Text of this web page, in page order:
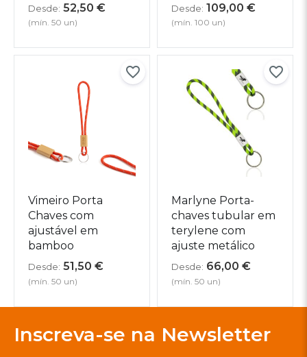
Desde: 52,50 €
(mín. 50 un)
Desde: 109,00 €
(mín. 100 un)
Vimeiro Porta
Chaves com
ajustável em
bamboo
Desde: 51,50 €
(mín. 50 un)
Marlyne Porta-
chaves tubular em
terylene com
ajuste metálico
Desde: 66,00 €
(mín. 50 un)
Inscreva-se na Newsletter